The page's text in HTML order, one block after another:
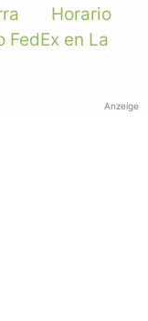
Horario
FedEx en La
Anzeige